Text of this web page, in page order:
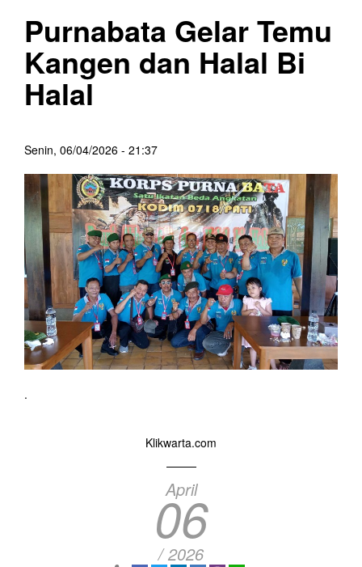
Purnabata Gelar Temu
Kangen dan Halal Bi
Halal
Senin, 06/04/2026 - 21:37
.
Klikwarta.com
April
06
/ 2026